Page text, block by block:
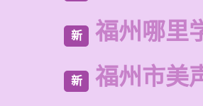
新 福州哪里
新 福州市美